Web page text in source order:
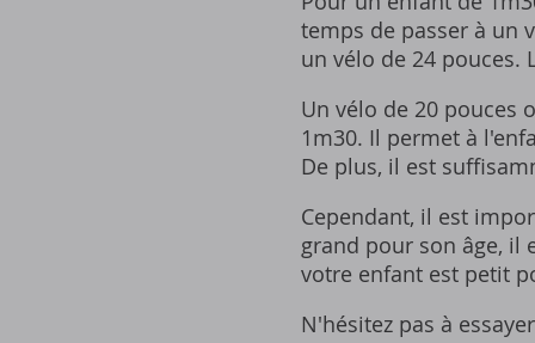
temps de passer à un
un vélo de 24 pouces.
Un vélo de 20
1m30. Il permet à
De plus, il est
Cependant, il est
grand pour son âge, il
votre enfant est petit
N'hésitez pas à